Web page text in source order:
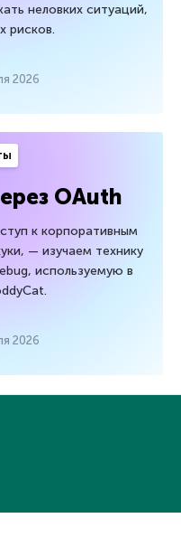
неловких ситуаций,
рисков.
2026
OAuth
к корпоративным
— изучаем технику
используемую в
2026